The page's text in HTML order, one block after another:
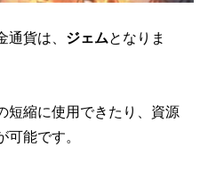
通貨は、 ジェムとなりま
短縮に使用できたり、資源
能です。